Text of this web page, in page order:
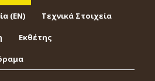
(EΝ) Τεχνικά Στοιχεία
Εκθέτης